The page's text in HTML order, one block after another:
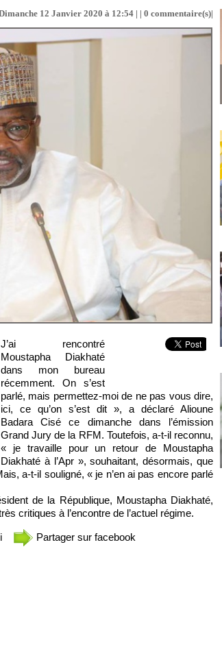
12 Janvier 2020 à 12:54 | | 0 commentaire(s)|
J’ai rencontré
Moustapha Diakhaté
dans mon bureau
récemment. On s’est
parlé, mais permettez-moi de ne pas vous dire,
ici, ce qu’on s’est dit », a déclaré Alioune
Badara Cisé ce dimanche dans l’émission
Grand Jury de la RFM. Toutefois, a-t-il reconnu,
« je travaille pour un retour de Moustapha
Diakhaté à l’Apr », souhaitant, désormais, que
a-t-il souligné, « je n’en ai pas encore parlé
de la République, Moustapha Diakhaté,
critiques à l’encontre de l’actuel régime.
Partager sur facebook